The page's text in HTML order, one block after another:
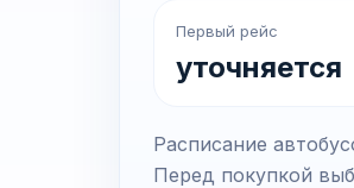
Первый рейс
уточняется
Расписание
Перед покупкой